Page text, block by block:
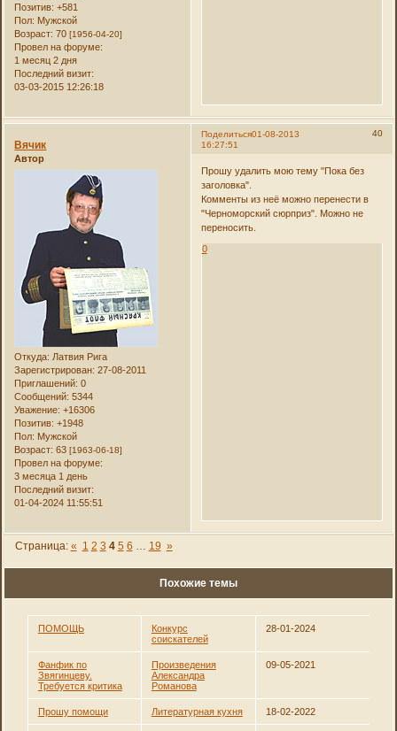
Позитив: +581
Пол: Мужской
Возраст: 70[1956-04-20]
Провел на форуме:
1 месяц 2 дня
Последний визит:
03-03-2015 12:26:18
Поделиться 40
01-08-2013
16:27:51
Вячик
Автор
Откуда: Латвия Рига
Зарегистрирован: 27-08-2011
Приглашений: 0
Сообщений: 5344
Уважение: +16306
Позитив: +1948
Пол: Мужской
Возраст: 63[1963-06-18]
Провел на форуме:
3 месяца 1 день
Последний визит:
01-04-2024 11:55:51
Прошу удалить мою тему "Пока без
заголовка".
Комменты из неё можно перенести в
"Черноморский сюрприз". Можно не
переносить.
0
Страница: « 1 2 3 4 5 6 19 »
Похожие темы
ПОМОЩЬ
Конкурс
соискателей
28-01-2024
Фанфик по
Звягинцеву.
Требуется критика
Произведения
Александра
Романова
09-05-2021
Прошу помощи Литературная кухня 18-02-2022